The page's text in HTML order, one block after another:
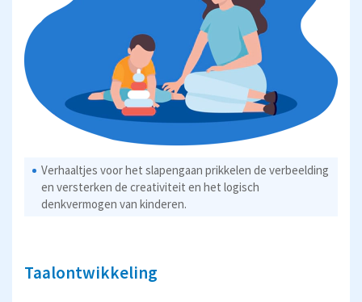
Verhaaltjes voor het slapengaan prikkelen de verbeelding
en versterken de creativiteit en het logisch
denkvermogen van kinderen.
Taalontwikkeling